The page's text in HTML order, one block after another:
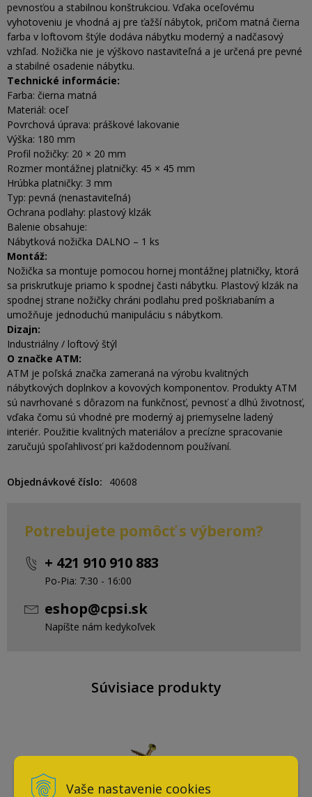
Vaše nastavenie cookies
pevnosťou a stabilnou konštrukciou. Vďaka oceľovému
vyhotoveniu je vhodná aj pre ťažší nábytok, pričom matná čierna
farba v loftovom štýle dodáva nábytku moderný a nadčasový
vzhľad. Nožička nie je výškovo nastaviteľná a je určená pre pevné
a stabilné osadenie nábytku.
Technické informácie:
Farba: čierna matná
Materiál: oceľ
Povrchová úprava: práškové lakovanie
Výška: 180 mm
Profil nožičky: 20 × 20 mm
Rozmer montážnej platničky: 45 × 45 mm
Hrúbka platničky: 3 mm
Typ: pevná (nenastaviteľná)
Ochrana podlahy: plastový klzák
Balenie obsahuje:
Nábytková nožička DALNO – 1 ks
Montáž:
Nožička sa montuje pomocou hornej montážnej platničky, ktorá
sa priskrutkuje priamo k spodnej časti nábytku. Plastový klzák na
spodnej strane nožičky chráni podlahu pred poškriabaním a
umožňuje jednoduchú manipuláciu s nábytkom.
Dizajn:
Industriálny / loftový štýl
O značke ATM:
ATM je poľská značka zameraná na výrobu kvalitných
nábytkových doplnkov a kovových komponentov. Produkty ATM
sú navrhované s dôrazom na funkčnosť, pevnosť a dlhú životnosť,
vďaka čomu sú vhodné pre moderný aj priemyselne ladený
interiér. Použitie kvalitných materiálov a precízne spracovanie
zaručujú spoľahlivosť pri každodennom používaní.
Objednávkové číslo 40608
Potrebujete pomôcť s výberom?
+ 421 910 910 883
Po-Pia: 7:30 - 16:00
eshop@cpsi.sk
Napíšte nám kedykoľvek
Súvisiace produkty